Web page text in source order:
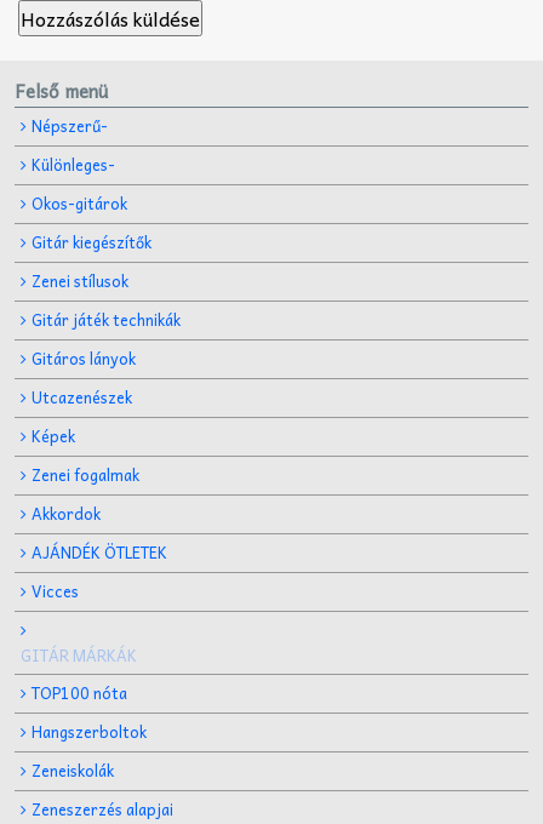
Felső menü
Népszerű-
Különleges-
Okos-gitárok
Gitár kiegészítők
Zenei stílusok
Gitár játék technikák
Gitáros lányok
Utcazenészek
Képek
Zenei fogalmak
Akkordok
AJÁNDÉK ÖTLETEK
Vicces
GITÁR MÁRKÁK
TOP100 nóta
Hangszerboltok
Zeneiskolák
Zeneszerzés alapjai